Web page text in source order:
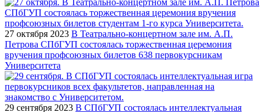
27 октября 2023 В Театрально-концертном зале им. А.П.
Петрова СПбГУП состоялась торжественная церемония
вручения профсоюзных билетов 638 первокурсникам
Университета
29 сентября 2023 В СПбГУП состоялась интеллектуальная